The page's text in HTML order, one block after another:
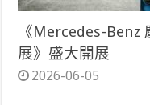
《Mercedes-Benz
展》盛大開展
2026-06-05